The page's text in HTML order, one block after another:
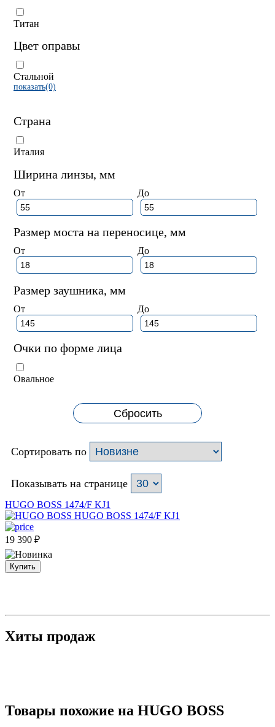
Титан
Цвет оправы
Стальной
показать(0)
Страна
Италия
Ширина линзы, мм
От До
Размер моста на переносице, мм
От До
Размер заушника, мм
От До
Очки по форме лица
Овальное
Сбросить
Сортировать по
Показывать на странице
HUGO BOSS 1474/F KJ1
19 390 ₽
Купить
Хиты продаж
Товары похожие на HUGO BOSS